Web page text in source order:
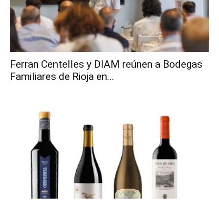
Ferran Centelles y DIAM reúnen a Bodegas
Familiares de Rioja en...